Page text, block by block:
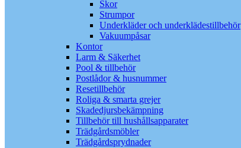
Skor
Strumpor
Underkläder och underklädestillbehör
Vakuumpåsar
Kontor
Larm & Säkerhet
Pool & tillbehör
Postlådor & husnummer
Resetillbehör
Roliga & smarta grejer
Skadedjursbekämpning
Tillbehör till hushållsapparater
Trädgårdsmöbler
Trädgårdsprydnader